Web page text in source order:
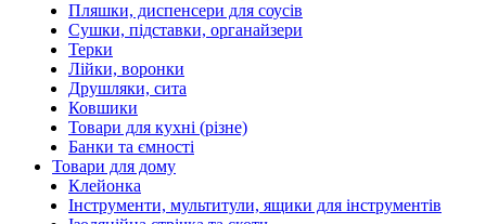
Пляшки, диспенсери для соусів
Сушки, підставки, органайзери
Терки
Лійки, воронки
Друшляки, сита
Ковшики
Товари для кухні (різне)
Банки та ємності
Товари для дому
Клейонка
Інструменти, мультитули, ящики для інструментів